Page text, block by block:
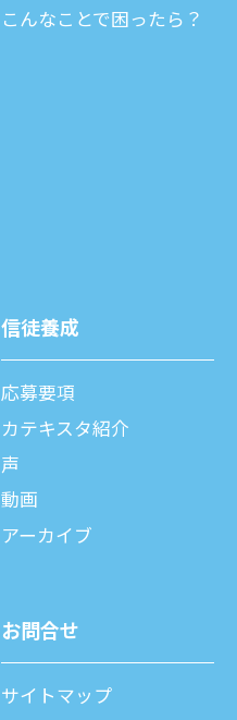
こんなことで困ったら？
信徒養成
応募要項
カテキスタ紹介
声
動画
アーカイブ
お問合せ
サイトマップ